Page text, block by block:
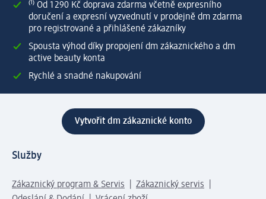
⁽¹⁾ Od 1 290 Kč doprava zdarma včetně expresního
doručení a expresní vyzvednutí v prodejně dm zdarma
pro registrované a přihlášené zákazníky
Spousta výhod díky propojení dm zákaznického a dm
active beauty konta
Rychlé a snadné nakupování
Vytvořit dm zákaznické konto
Služby
Zákaznický program & Servis
Zákaznický servis